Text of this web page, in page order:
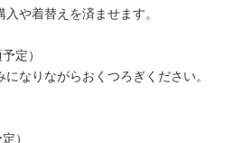
や着替えを済ませます。
定）
なりながらおくつろぎください。
）